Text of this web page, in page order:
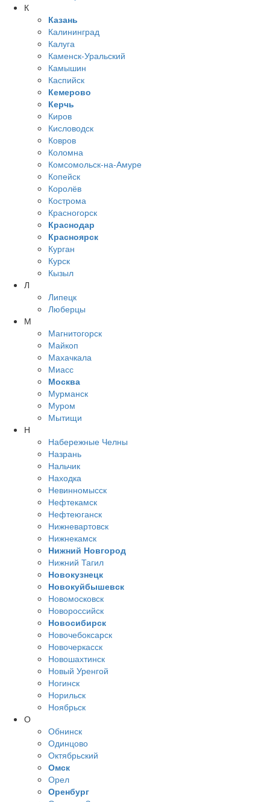
К
Казань
Калининград
Калуга
Каменск-Уральский
Камышин
Каспийск
Кемерово
Керчь
Киров
Кисловодск
Ковров
Коломна
Комсомольск-на-Амуре
Копейск
Королёв
Кострома
Красногорск
Краснодар
Красноярск
Курган
Курск
Кызыл
Л
Липецк
Люберцы
М
Магнитогорск
Майкоп
Махачкала
Миасс
Москва
Мурманск
Муром
Мытищи
Н
Набережные Челны
Назрань
Нальчик
Находка
Невинномысск
Нефтекамск
Нефтеюганск
Нижневартовск
Нижнекамск
Нижний Новгород
Нижний Тагил
Новокузнецк
Новокуйбышевск
Новомосковск
Новороссийск
Новосибирск
Новочебоксарск
Новочеркасск
Новошахтинск
Новый Уренгой
Ногинск
Норильск
Ноябрьск
О
Обнинск
Одинцово
Октябрьский
Омск
Орел
Оренбург